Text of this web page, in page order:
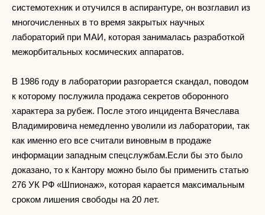
системотехник и отучился в аспирантуре, он возглавил из
многочисленных в то время закрытых научных
лабораторий при МАИ, которая занималась разработкой
межорбитальных космических аппаратов.
В 1986 году в лаборатории разгорается скандал, поводом
к которому послужила продажа секретов оборонного
характера за рубеж. После этого инцидента Вячеслава
Владимировича немедленно уволили из лаборатории, так
как именно его все считали виновным в продаже
информации западным спецслужбам.Если бы это было
доказано, то к Кантору можно было бы применить статью
276 УК РФ «Шпионаж», которая карается максимальным
сроком лишения свободы на 20 лет.